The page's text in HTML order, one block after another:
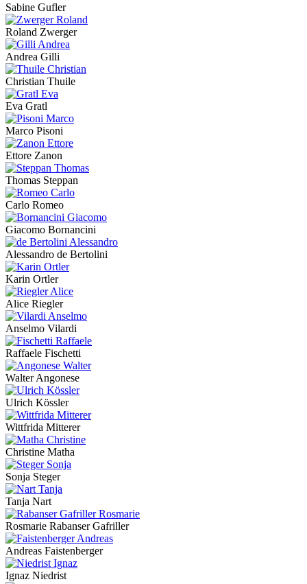
Sabine Gufler
Roland Zwerger
Andrea Gilli
Christian Thuile
Eva Gratl
Marco Pisoni
Ettore Zanon
Thomas Steppan
Carlo Romeo
Giacomo Bornancini
Alessandro de Bertolini
Karin Ortler
Alice Riegler
Anselmo Vilardi
Raffaele Fischetti
Walter Angonese
Ulrich Kössler
Wittfrida Mitterer
Christine Matha
Sonja Steger
Tanja Nart
Rosmarie Rabanser Gafriller
Andreas Faistenberger
Ignaz Niedrist